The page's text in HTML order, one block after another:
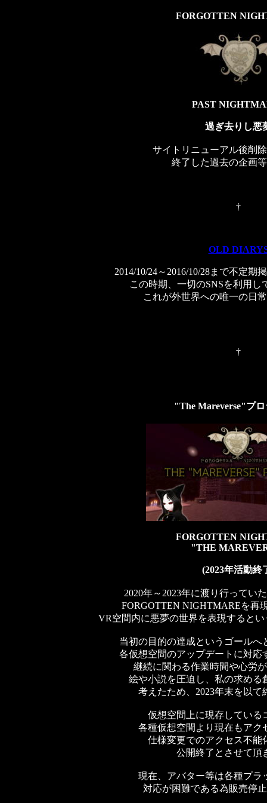
FORGOTTEN
PAST
過ぎ去りし悪
サイトリニューアル後削
終了した過去の企画
†
OLD
2014/10/24～2016/10/28まで不定期
この時期、一切のSNSを利用し
これが外世界への唯一の日
†
"The Mareverse"プ
FORGOTTEN
"THE
(2023年活動終
2020年～2023年に渡り行ってい
FORGOTTEN NIGHTMAREを再
VR空間内に悪夢の世界を表現すると
当初の目的の達成というゴールへ
各仮想空間のアップデートに対応
継続に関わる作業時間や心労
絵や小説を圧迫し、私の求める
考えたため、2023年末を以て
仮想空間上に現存している
各種仮想空間より現在もアク
仕様変更でのアクセス不能
公開終了とさせて頂
現在、アバター等は各種プラ
対応が困難である為販売停